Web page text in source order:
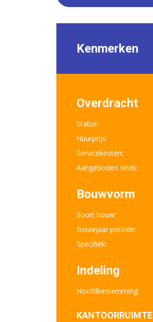
Kenmerken
Overdracht
Status:
Huurprijs:
Servicekosten:
Aangeboden sinds:
Bouwvorm
Soort bouw:
Bouwjaar periode:
Specifiek:
Indeling
Hoofdbestemming:
KANTOORRUIMTE